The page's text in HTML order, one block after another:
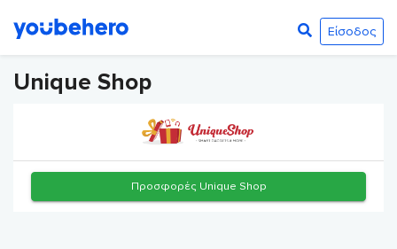
Είσοδος
Unique Shop
Προσφορές Unique Shop